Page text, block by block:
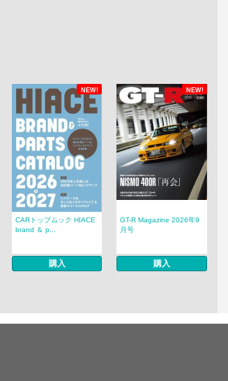
NEW! NEW!
CARトップムック HIACE
brand ＆ p...
購入
GT-R Magazine 2026年9
月号
購入